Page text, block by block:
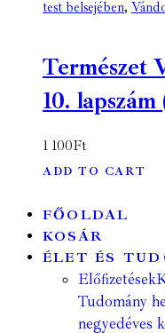
test belsejében,
Természet
10.
1 100Ft
ADD TO CART
FŐOLDAL
KOSÁR
ÉLET ÉS
Előfizetések
Tudomány
negyedéves